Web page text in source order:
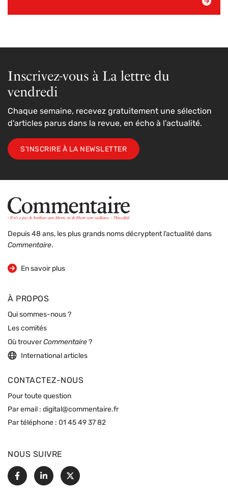
Inscrivez-vous à La lettre du
vendredi
Chaque semaine, recevez gratuitement une sélection
d'articles parus dans la revue, en écho à l'actualité.
S'INSCRIRE À LA NEWSLETTER
Depuis 48 ans, les plus grands noms décryptent l’actualité dans
Commentaire.
En savoir plus
sur la revue
À PROPOS
Qui sommes-nous ?
Les comités
Où trouverCommentaire ?
International articles
CONTACTEZ-NOUS
Pour toute question
Par email : digital@commentaire.fr
Par téléphone : 01 45 49 37 82
NOUS SUIVRE
FacebookLinkedin
X